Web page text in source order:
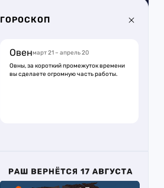
ГОРОСКОП
Овенмарт 21 – апрель 20
Овны, за короткий промежуток времени
вы сделаете огромную часть работы.